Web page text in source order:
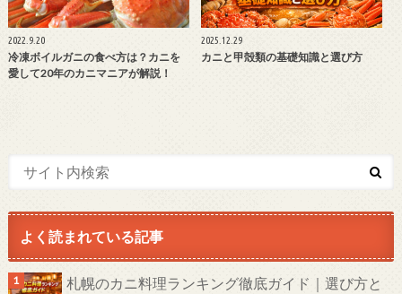
2022.9.20
冷凍ボイルガニの食べ方は？カニを
愛して20年のカニマニアが解説！
2025.12.29
カニと甲殻類の基礎知識と選び方
よく読まれている記事
札幌のカニ料理ランキング徹底ガイド｜選び方と